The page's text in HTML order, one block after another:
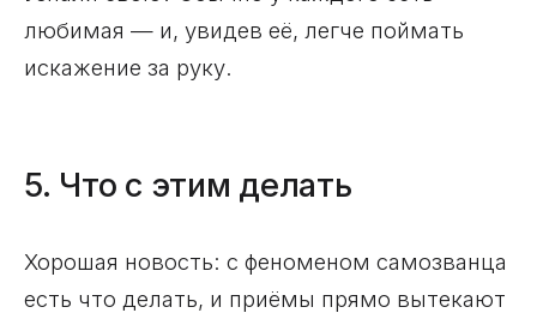
любимая — и, увидев её, легче поймать
искажение за руку.
5. Что с этим делать
Хорошая новость: с феноменом самозванца
есть что делать, и приёмы прямо вытекают